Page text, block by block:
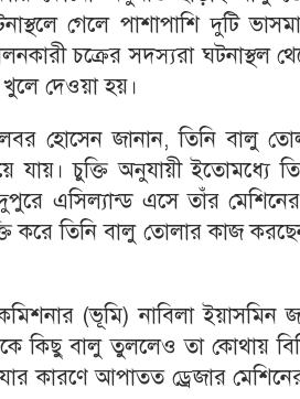
গেলে পাশাপাশি দুটি
চক্রের সদস্যরা
খুলে দেওয়া হয়।
হোসেন জানান, তিনি বালু
যায়। চুক্তি অনুযায়ী ইতোমধ্যে
এসিল্যান্ড এসে তাঁর
করে তিনি বালু তোলার কাজ
(ভূমি) নাবিলা
কিছু বালু তুললেও তা কোথায়
যার কারণে আপাতত ড্রেজার